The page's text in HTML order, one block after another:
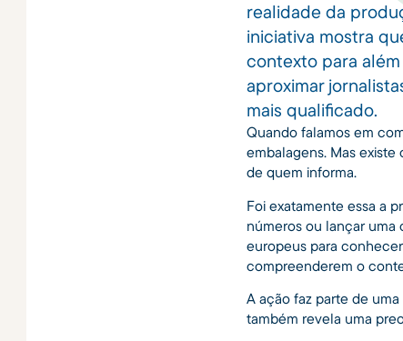
realidade da
iniciativa mostra
contexto para
aproximar
mais qualificado.
Quando falamos em
embalagens. Mas
de quem informa.
Foi exatamente essa a
números ou lançar uma
europeus para
compreenderem o
A ação faz parte de
também revela uma